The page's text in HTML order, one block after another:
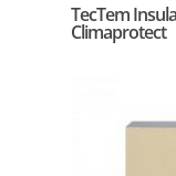
TecTem
Climaprotect